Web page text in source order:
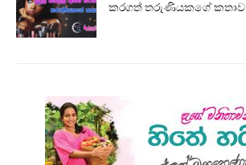
කරගත් තරුණියකගේ කතාව